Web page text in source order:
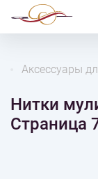
Аксессуары
Нитки
Страница